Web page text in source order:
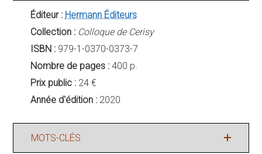
Éditeur : Hermann Éditeurs
Collection : Colloque de Cerisy
ISBN : 979-1-0370-0373-7
Nombre de pages : 400 p.
Prix public : 24 €
Année d'édition : 2020
MOTS-CLÉS